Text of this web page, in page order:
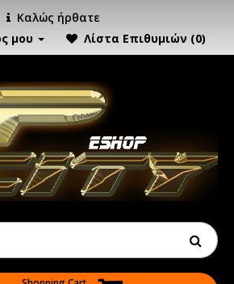
Καλώς ήρθατε
μου
Λίστα Επιθυμιών (0)